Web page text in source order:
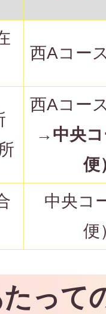
西Aコー
西Aコー
→中央
便
中央コ
便
って